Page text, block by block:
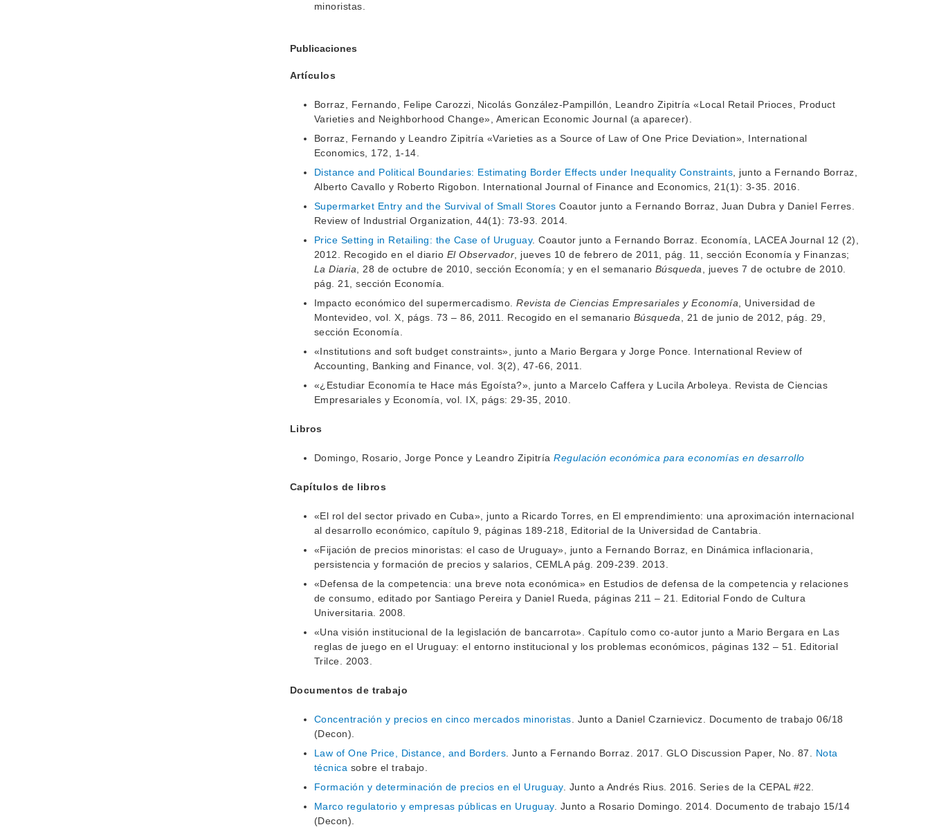
minoristas.
Publicaciones
Artículos
Borraz, Fernando, Felipe Carozzi, Nicolás González-Pampillón, Leandro Zipitría «Local Retail Prioces, Product
Varieties and Neighborhood Change», American Economic Journal (a aparecer).
Borraz, Fernando y Leandro Zipitría «Varieties as a Source of Law of One Price Deviation», International
Economics, 172, 1-14.
Distance and Political Boundaries: Estimating Border Effects under Inequality Constraints , junto a Fernando Borraz,
Alberto Cavallo y Roberto Rigobon. International Journal of Finance and Economics, 21(1): 3-35. 2016.
Supermarket Entry and the Survival of Small Stores Coautor junto a Fernando Borraz, Juan Dubra y Daniel Ferres.
Review of Industrial Organization, 44(1): 73-93. 2014.
Price Setting in Retailing: the Case of Uruguay. Coautor junto a Fernando Borraz. Economía, LACEA Journal 12 (2),
2012. Recogido en el diario El Observador , jueves 10 de febrero de 2011, pág. 11, sección Economía y Finanzas;
La Diaria , 28 de octubre de 2010, sección Economía; y en el semanario Búsqueda , jueves 7 de octubre de 2010.
pág. 21, sección Economía.
Impacto económico del supermercadismo. Revista de Ciencias Empresariales y Economía , Universidad de
Montevideo, vol. X, págs. 73 – 86, 2011. Recogido en el semanario Búsqueda , 21 de junio de 2012, pág. 29,
sección Economía.
«Institutions and soft budget constraints», junto a Mario Bergara y Jorge Ponce. International Review of
Accounting, Banking and Finance, vol. 3(2), 47-66, 2011.
«¿Estudiar Economía te Hace más Egoísta?», junto a Marcelo Caffera y Lucila Arboleya. Revista de Ciencias
Empresariales y Economía, vol. IX, págs: 29-35, 2010.
Libros
Domingo, Rosario, Jorge Ponce y Leandro Zipitría Regulación económica para economías en desarrollo
Capítulos de libros
«El rol del sector privado en Cuba», junto a Ricardo Torres, en El emprendimiento: una aproximación internacional
al desarrollo económico, capítulo 9, páginas 189-218, Editorial de la Universidad de Cantabria.
«Fijación de precios minoristas: el caso de Uruguay», junto a Fernando Borraz, en Dinámica inflacionaria,
persistencia y formación de precios y salarios, CEMLA pág. 209-239. 2013.
«Defensa de la competencia: una breve nota económica» en Estudios de defensa de la competencia y relaciones
de consumo, editado por Santiago Pereira y Daniel Rueda, páginas 211 – 21. Editorial Fondo de Cultura
Universitaria. 2008.
«Una visión institucional de la legislación de bancarrota». Capítulo como co-autor junto a Mario Bergara en Las
reglas de juego en el Uruguay: el entorno institucional y los problemas económicos, páginas 132 – 51. Editorial
Trilce. 2003.
Documentos de trabajo
Concentración y precios en cinco mercados minoristas . Junto a Daniel Czarnievicz. Documento de trabajo 06/18
(Decon).
Law of One Price, Distance, and Borders . Junto a Fernando Borraz. 2017. GLO Discussion Paper, No. 87. Nota
técnica sobre el trabajo.
Formación y determinación de precios en el Uruguay. Junto a Andrés Rius. 2016. Series de la CEPAL #22.
Marco regulatorio y empresas públicas en Uruguay. Junto a Rosario Domingo. 2014. Documento de trabajo 15/14
(Decon).